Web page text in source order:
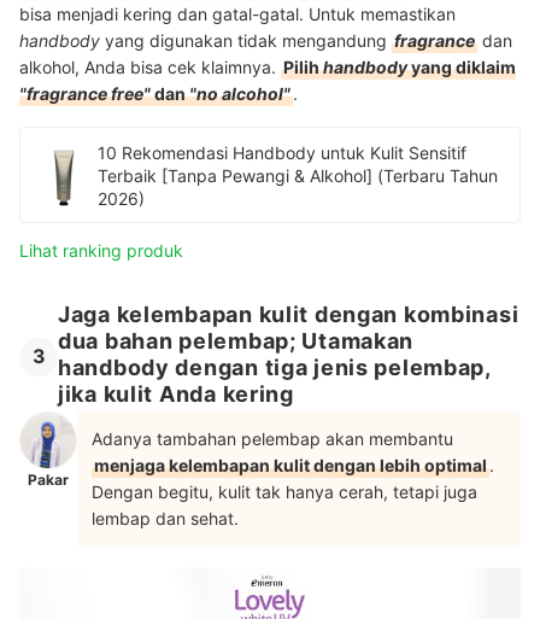
bisa menjadi kering dan gatal-gatal. Untuk memastikan
handbody yang digunakan tidak mengandung fragrance dan
alkohol, Anda bisa cek klaimnya. Pilihhandbodyyang diklaim
"fragrance free"dan"no alcohol".
10 Rekomendasi Handbody untuk Kulit Sensitif
Terbaik [Tanpa Pewangi & Alkohol] (Terbaru Tahun
2026)
Lihat ranking produk
3
Jaga kelembapan kulit dengan kombinasi
dua bahan pelembap; Utamakan
handbody dengan tiga jenis pelembap,
jika kulit Anda kering
Pakar
Adanya tambahan pelembap akan membantu
menjaga kelembapan kulit dengan lebih optimal.
Dengan begitu, kulit tak hanya cerah, tetapi juga
lembap dan sehat.